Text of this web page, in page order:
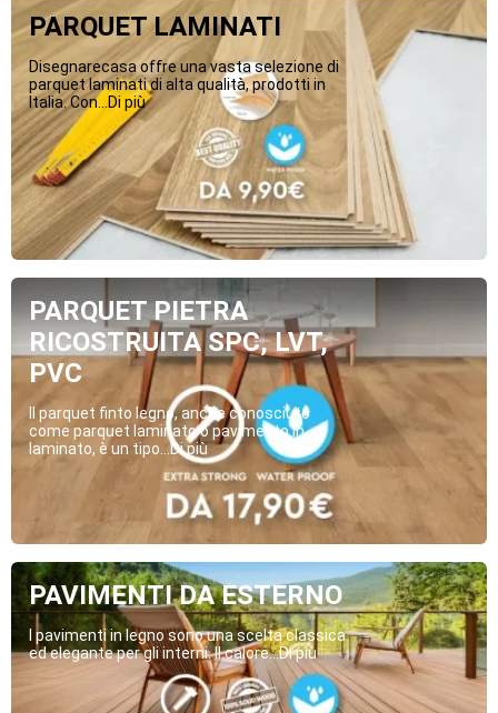
PARQUET LAMINATI
Disegnarecasa offre una vasta selezione di
parquet laminati di alta qualità, prodotti in
Italia. Con...Di più
PARQUET PIETRA
RICOSTRUITA SPC, LVT,
PVC
Il parquet finto legno, anche conosciuto
come parquet laminato o pavimento in
laminato, è un tipo...Di più
PAVIMENTI DA ESTERNO
I pavimenti in legno sono una scelta classica
ed elegante per gli interni. Il calore...Di più